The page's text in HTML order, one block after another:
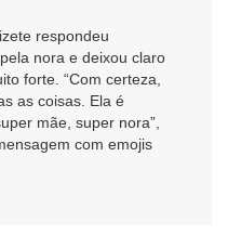
respondeu
nora e deixou claro
forte. “Com certeza,
as coisas. Ela é
mãe, super nora”,
com emojis